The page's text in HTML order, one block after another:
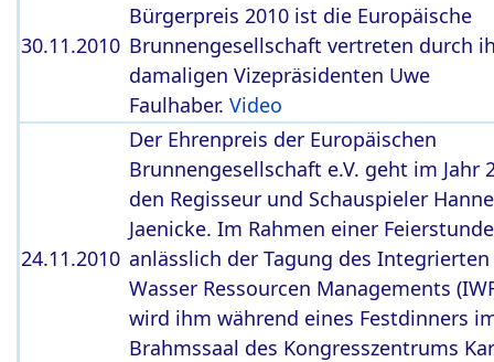
30.11.2010
Bürgerpreis 2010 ist die Europäische
Brunnengesellschaft vertreten durch
damaligen Vizepräsidenten Uwe
Faulhaber. Video
24.11.2010
Der Ehrenpreis der Europäischen
Brunnengesellschaft e.V. geht im Jahr
den Regisseur und Schauspieler
Jaenicke. Im Rahmen einer Feierstunde
anlässlich der Tagung des Integrierten
Wasser Ressourcen Managements
wird ihm während eines Festdinners
Brahmssaal des Kongresszentrums